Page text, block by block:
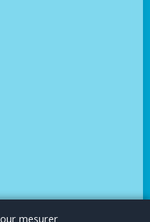
Mentions Légales
mesurer